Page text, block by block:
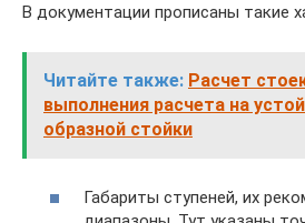
В документации прописаны такие
Читайте также: Расчет
выполнения расчета на
образной стойки
Габариты ступеней, их